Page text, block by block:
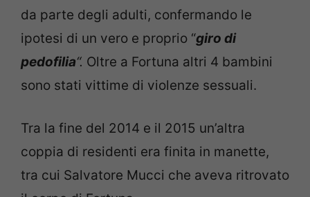
da parte degli adulti, confermando le
ipotesi di un vero e proprio “giro di
pedofilia“. Oltre a Fortuna altri 4 bambini
sono stati vittime di violenze sessuali.
Tra la fine del 2014 e il 2015 un’altra
coppia di residenti era finita in manette,
tra cui Salvatore Mucci che aveva ritrovato